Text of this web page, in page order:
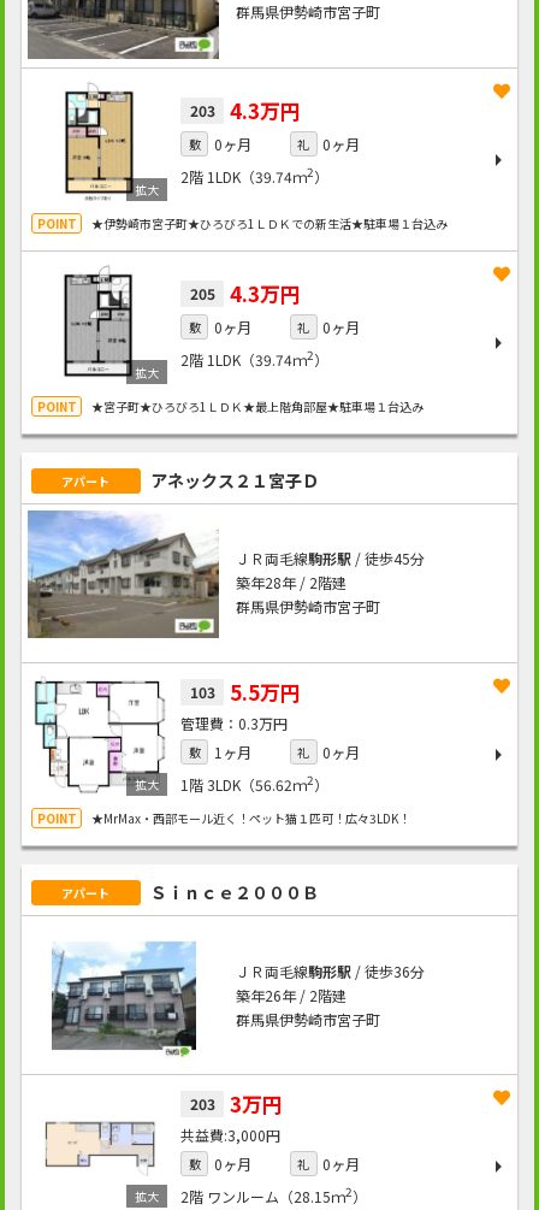
群馬県伊勢崎市宮子町
203 4.3万円
敷 0ヶ月 礼
0ヶ月
2階 1LDK（39.74ｍ2）
★伊勢崎市宮子町★ひろびろ1ＬＤＫでの新生活★駐車場１台込み
205 4.3万円
敷 0ヶ月 礼
0ヶ月
2階 1LDK（39.74ｍ2）
★宮子町★ひろびろ1ＬＤＫ★最上階角部屋★駐車場１台込み
アパート アネックス２１宮子Ｄ
ＪＲ両毛線駒形駅/ 徒歩45分
築年28年 / 2階建
群馬県伊勢崎市宮子町
103 5.5万円
0.3万円
敷 1ヶ月 礼
0ヶ月
1階3LDK（56.62ｍ2）
★MrMax・西部モール近く！ペット猫１匹可！広々3LDK！
アパート Ｓｉｎｃｅ２０００Ｂ
ＪＲ両毛線駒形駅/ 徒歩36分
築年26年 / 2階建
群馬県伊勢崎市宮子町
203 3万円
3,000円
敷 0ヶ月 礼
0ヶ月
2階 ワンルーム（28.15ｍ2）